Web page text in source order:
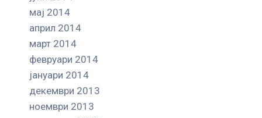
мај 2014
април 2014
март 2014
февруари 2014
јануари 2014
декември 2013
ноември 2013